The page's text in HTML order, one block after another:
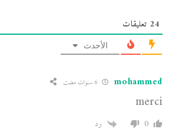
24 تعليقات
الأحدث
mohammed
merci
0 رد